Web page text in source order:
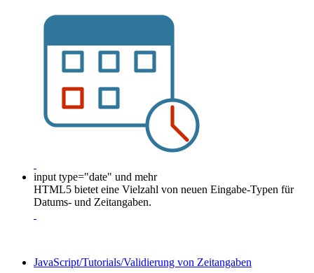
input type="date" und mehr
HTML5 bietet eine Vielzahl von neuen Eingabe-Typen für
Datums- und Zeitangaben.
JavaScript/Tutorials/Validierung von Zeitangaben